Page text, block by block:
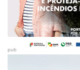
pub